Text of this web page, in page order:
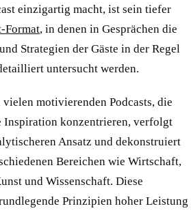
einzigartig macht, ist sein tiefer
Format, in denen in Gesprächen die
Strategien der Gäste in der Regel
untersucht werden.
vielen motivierenden Podcasts, die
Inspiration konzentrieren, verfolgt
Ansatz und dekonstruiert
Bereichen wie Wirtschaft,
und Wissenschaft. Diese
Prinzipien hoher Leistung